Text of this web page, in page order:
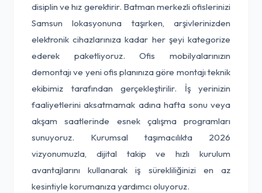
disiplin ve hız gerektirir. Batman merkezli ofislerinizi
Samsun lokasyonuna taşırken, arşivlerinizden
elektronik cihazlarınıza kadar her şeyi kategorize
ederek paketliyoruz. Ofis mobilyalarınızın
demontajı ve yeni ofis planınıza göre montajı teknik
ekibimiz tarafından gerçekleştirilir. İş yerinizin
faaliyetlerini aksatmamak adına hafta sonu veya
akşam saatlerinde esnek çalışma programları
sunuyoruz. Kurumsal taşımacılıkta 2026
vizyonumuzla, dijital takip ve hızlı kurulum
avantajlarını kullanarak iş sürekliliğinizi en az
kesintiyle korumanıza yardımcı oluyoruz.